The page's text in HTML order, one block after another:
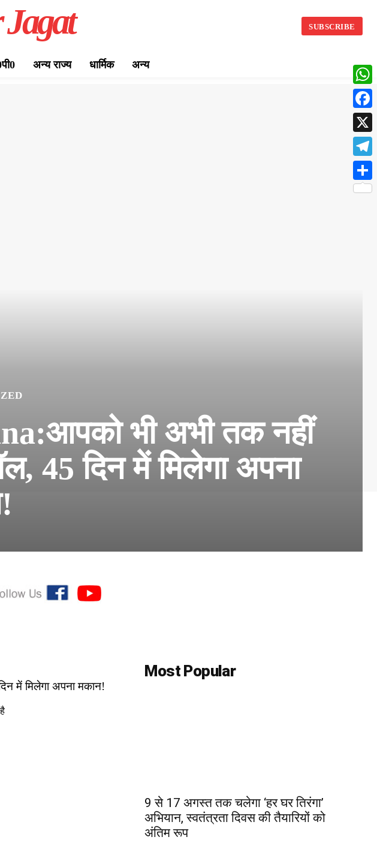
SUBSCRIBE
अन्य राज्य धार्मिक अन्य
भी अभी तक नहीं
45 दिन में मिलेगा अपना
में मिलेगा अपना मकान!
Most Popular
9 से 17 अगस्त तक चलेगा ‘हर घर तिरंगा’
अभियान, स्वतंत्रता दिवस की तैयारियों को
अंतिम रूप
X
Share